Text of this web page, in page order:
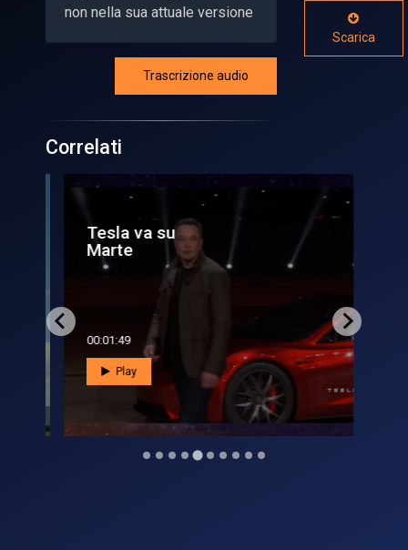
non nella sua attuale versione
Trascrizione audio
Scarica
Correlati
Tesla va su
Marte
00:01:49
Play